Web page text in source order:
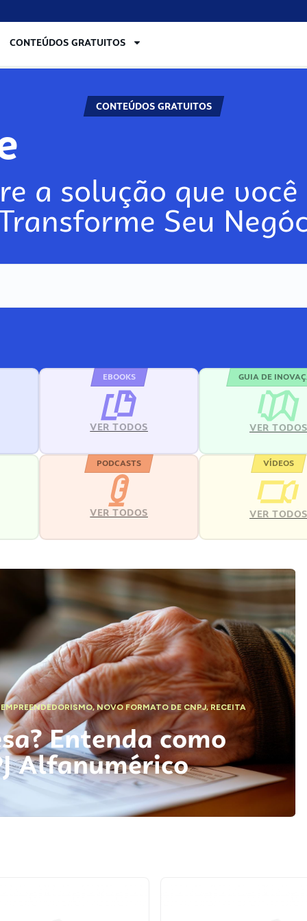
CONTEÚDOS GRATUITOS
CONTEÚDOS GRATUITOS
a solução que
Seu
EBOOKS
VER TODOS
GUIA DE
VER TODOS
PODCASTS
VER TODOS
VÍDEOS
VER TODOS
EMPREENDEDORISMO,NOVO FORMATO DE CNPJ,RECEITA
Entenda como
Alfanumérico